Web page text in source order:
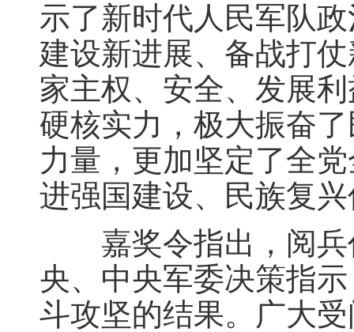
示了新时代人民军队
建设新进展、备战打
家主权、安全、发展
硬核实力，极大振奋
力量，更加坚定了全
进强国建设、民族复
嘉奖令指出，阅兵
央、中央军委决策指
斗攻坚的结果。广大